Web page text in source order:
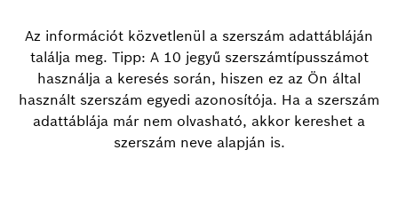
Az információt közvetlenül a szerszám adattábláján
találja meg. Tipp: A 10 jegyű szerszámtípusszámot
használja a keresés során, hiszen ez az Ön által
használt szerszám egyedi azonosítója. Ha a szerszám
adattáblája már nem olvasható, akkor kereshet a
szerszám neve alapján is.